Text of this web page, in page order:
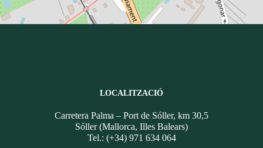
LOCALITZACIÓ
Carretera Palma – Port de Sóller, km 30,5
Sóller (Mallorca, Illes Balears)
Tel.: (+34) 971 634 064